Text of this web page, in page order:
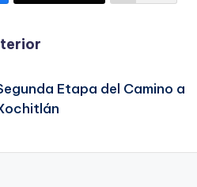
Etapa del Camino a